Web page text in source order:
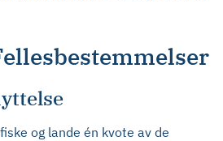
og lande én kvote av de